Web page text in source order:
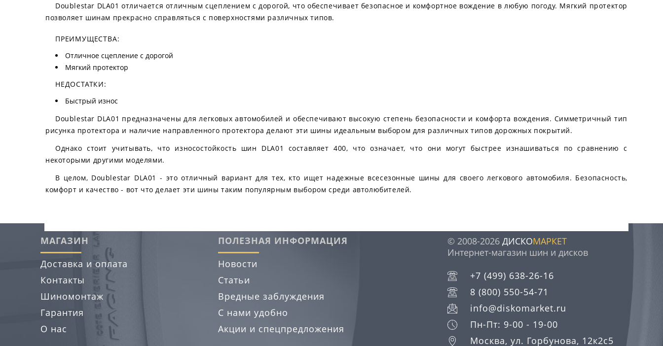
Doublestar DLA01 отличается отличным сцеплением с дорогой, что обеспечивает безопасное и комфортное вождение в любую погоду. Мягкий протектор
позволяет шинам прекрасно справляться с поверхностями различных типов.
ПРЕИМУЩЕСТВА:
Отличное сцепление с дорогой
Мягкий протектор
НЕДОСТАТКИ:
Быстрый износ
Doublestar DLA01 предназначены для легковых автомобилей и обеспечивают высокую степень безопасности и комфорта вождения. Симметричный тип
рисунка протектора и наличие направленного протектора делают эти шины идеальным выбором для различных типов дорожных покрытий.
Однако стоит учитывать, что износостойкость шин DLA01 составляет 400, что означает, что они могут быстрее изнашиваться по сравнению с
некоторыми другими моделями.
В целом, Doublestar DLA01 - это отличный вариант для тех, кто ищет надежные всесезонные шины для своего легкового автомобиля. Безопасность,
комфорт и качество - вот что делает эти шины таким популярным выбором среди автолюбителей.
МАГАЗИН
Доставка и оплата
Контакты
Шиномонтаж
Гарантия
О нас
ПОЛЕЗНАЯ ИНФОРМАЦИЯ
Новости
Статьи
Вредные заблуждения
С нами удобно
Акции и спецпредложения
© 2008-2026 ДИСКОМАРКЕТ
Интернет-магазин шин и дисков
+7 (499) 638-26-16
8 (800) 550-54-71
info@diskomarket.ru
Пн-Пт: 9-00 - 19-00
Москва, ул. Горбунова, 12к2с5